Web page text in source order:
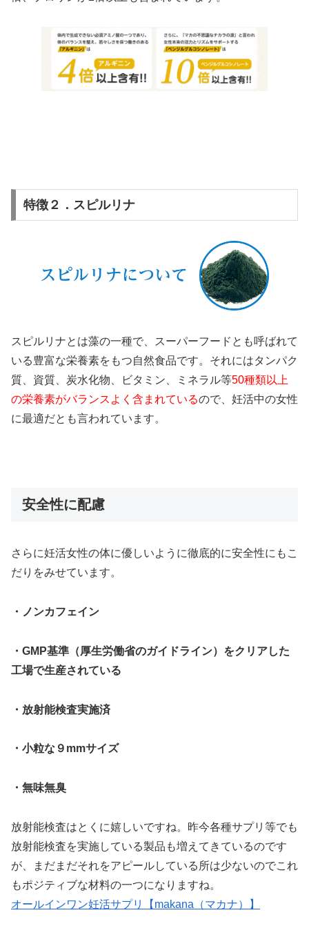
特徴２．スピルリナ
スピルリナとは藻の一種で、スーパーフードとも呼ばれて
いる豊富な栄養素をもつ自然食品です。それにはタンパク
質、資質、炭水化物、ビタミン、ミネラル等50種類以上
の栄養素がバランスよく含まれているので、妊活中の女性
に最適だとも言われています。
安全性に配慮
さらに妊活女性の体に優しいように徹底的に安全性にもこ
だりをみせています。
・ノンカフェイン
・GMP基準（厚生労働省のガイドライン）をクリアした
工場で生産されている
・放射能検査実施済
・小粒な９mmサイズ
・無味無臭
放射能検査はとくに嬉しいですね。昨今各種サプリ等でも
放射能検査を実施している製品も増えてきているのです
が、まだまだそれをアピールしている所は少ないのでこれ
もポジティブな材料の一つになりますね。
オールインワン妊活サプリ【makana（マカナ）】